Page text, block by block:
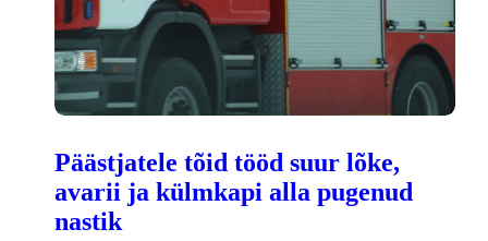
Päästjatele tõid tööd suur lõke,
avarii ja külmkapi alla pugenud
nastik